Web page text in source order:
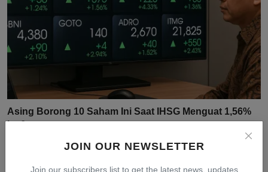
JOIN OUR NEWSLETTER
Join our subscribers list to get the latest news, updates
Asing Borong 10 Saham Ini Saat IHSG Menguat 1,56%
ke 6....